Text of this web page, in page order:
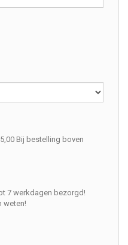
Bij bestelling boven
7 werkdagen bezorgd!
weten!